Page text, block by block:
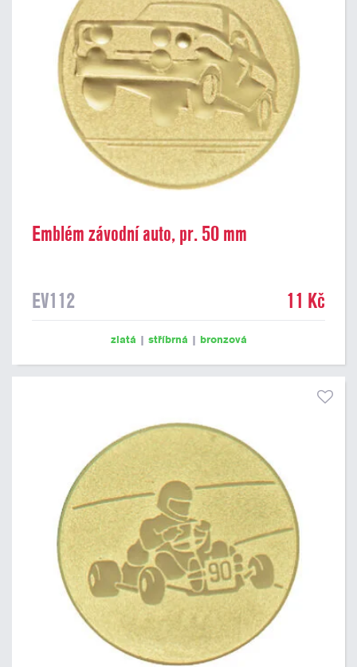
Emblém závodní auto, pr. 50 mm
EV112 11 Kč
zlatá | stříbrná | bronzová